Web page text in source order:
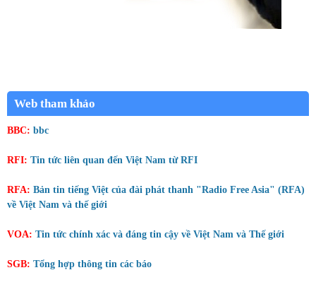
Web tham khảo
BBC: bbc
RFI: Tin tức liên quan đến Việt Nam từ RFI
RFA: Bản tin tiếng Việt của đài phát thanh "Radio Free Asia" (RFA)
về Việt Nam và thế giới
VOA: Tin tức chính xác và đáng tin cậy về Việt Nam và Thế giới
SGB: Tổng hợp thông tin các báo